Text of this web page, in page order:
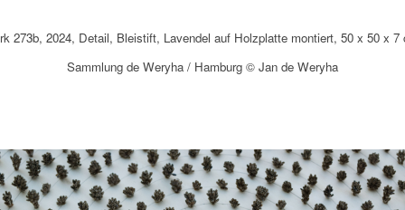
273b, 2024, Detail, Bleistift, Lavendel auf Holzplatte montiert, 50 x 50 x 7
Sammlung de Weryha / Hamburg © Jan de Weryha